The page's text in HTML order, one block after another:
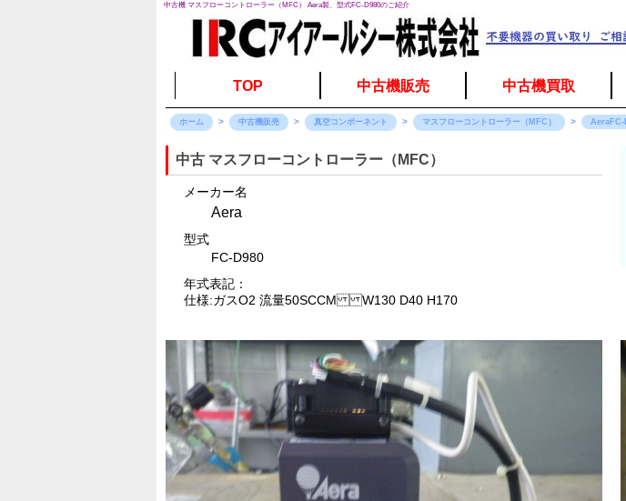
中古機 マスフローコントローラー（MFC） Aera製、型式FC-D980のご紹介
TOP 中古機販売 中古機買取
ホーム 中古機販売 真空コンポーネント マスフローコントローラー（MFC） AeraFC-
中古 マスフローコントローラー（MFC）
メーカー名
Aera
型式
FC-D980
年式表記：
仕様:ガスO2 流量50SCCM W130 D40 H170